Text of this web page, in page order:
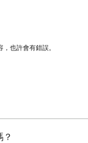
也許會有錯誤。